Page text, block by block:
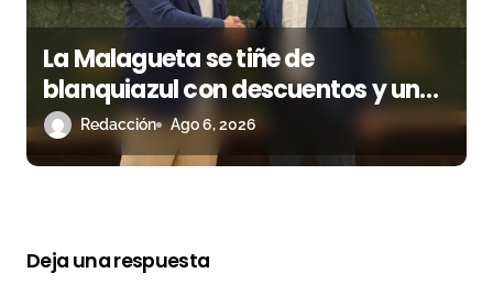
La Malagueta se tiñe de
blanquiazul con descuentos y una
corrida homenaje al Málaga CF
Redacción Ago 6, 2026
Deja una respuesta